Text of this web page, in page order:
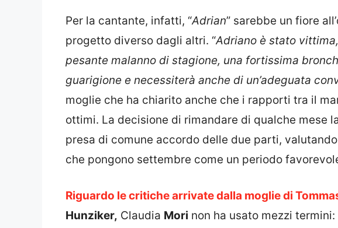
Per la cantante, infatti, “Adrian” sarebbe un fiore
progetto diverso dagli altri. “Adriano è stato
pesante malanno di stagione, una fortissima
guarigione e necessiterà anche di un’adeguata
moglie che ha chiarito anche che i rapporti tra il
ottimi. La decisione di rimandare di qualche mese
presa di comune accordo delle due parti,
che pongono settembre come un periodo
Riguardo le critiche arrivate dalla moglie di
Hunziker, Claudia Mori non ha usato mezzi termini: